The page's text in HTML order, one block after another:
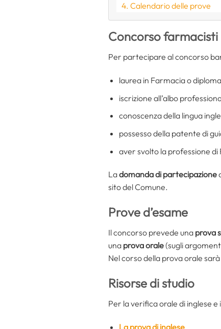
Calendario delle prove
Concorso
Per partecipare al concorso
laurea in Farmacia o
iscrizione all’albo
conoscenza della lingua
possesso della patente di
aver svolto la professione
Ladomanda di partecipazione
sito del Comune.
Prove d’esame
Il concorso prevede una prova
una prova orale(sugli
Nel corso della prova orale
Risorse di studio
Per la verifica orale di inglese
La prova di inglese